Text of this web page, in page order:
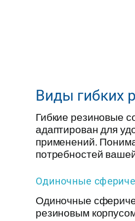
Виды гибких
Гибкие резиновые
адаптирован для
применений.
потребностей
Одиночные
Одиночные
резиновым